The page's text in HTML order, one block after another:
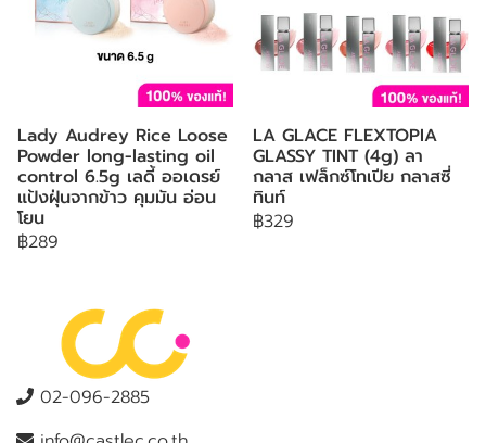
Lady Audrey Rice Loose
Powder long-lasting oil
control 6.5g เลดี้ ออเดรย์
แป้งฝุ่นจากข้าว คุมมัน อ่อน
โยน
฿289
LA GLACE FLEXTOPIA
GLASSY TINT (4g) ลา
กลาส เฟล็กซ์โทเปีย กลาสซี่
ทินท์
฿329
02-096-2885